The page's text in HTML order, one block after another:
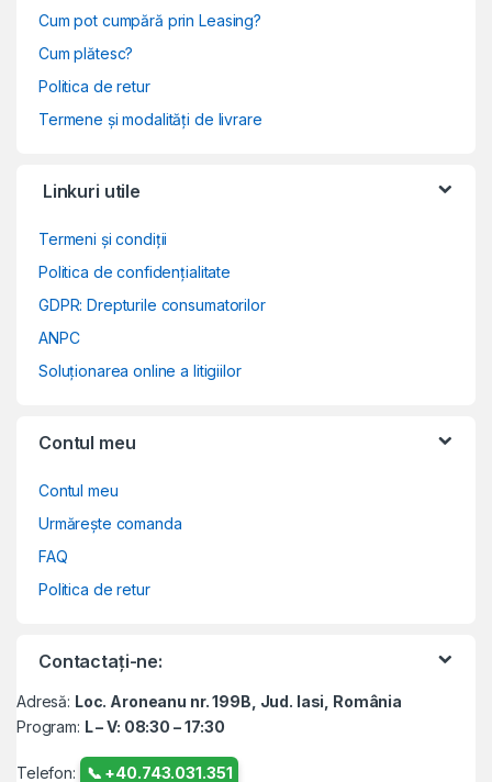
Cum pot cumpără prin Leasing?
Cum plătesc?
Politica de retur
Termene și modalități de livrare
Linkuri utile
Termeni și condiții
Politica de confidențialitate
GDPR: Drepturile consumatorilor
ANPC
Soluționarea online a litigiilor
Contul meu
Contul meu
Urmărește comanda
FAQ
Politica de retur
Contactați-ne:
Adresă: Loc. Aroneanu nr. 199B, Jud. Iasi, România
Program: L – V: 08:30 – 17:30
Telefon: 📞 +40.743.031.351